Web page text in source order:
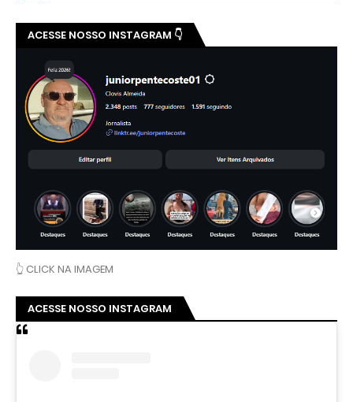
ACESSE NOSSO INSTAGRAM 👇
👆 CLICK NA IMAGEM
ACESSE NOSSO INSTAGRAM